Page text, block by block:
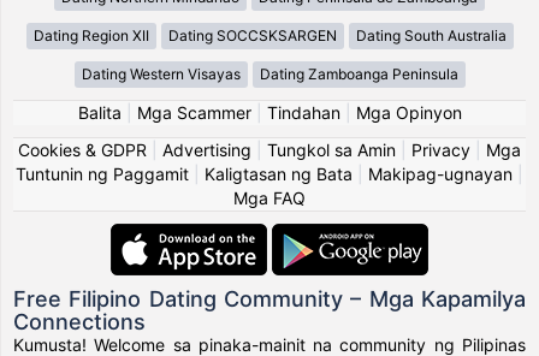
Dating Region XII Dating SOCCSKSARGEN Dating South Australia
Dating Western Visayas Dating Zamboanga Peninsula
Balita Mga Scammer| Tindahan| Mga Opinyon
Cookies & GDPR
Advertising Tungkol sa Amin Privacy
Mga
Tuntunin ng Paggamit
Kaligtasan ng Bata Makipag-ugnayan
Mga FAQ
Free Filipino Dating Community – Mga Kapamilya
Connections
Kumusta! Welcome sa pinaka-mainit na community ng Pilipinas